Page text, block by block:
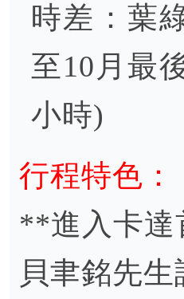
時差：葉
至10月最
小時)
行程特色：
**進入卡達
貝聿銘先生